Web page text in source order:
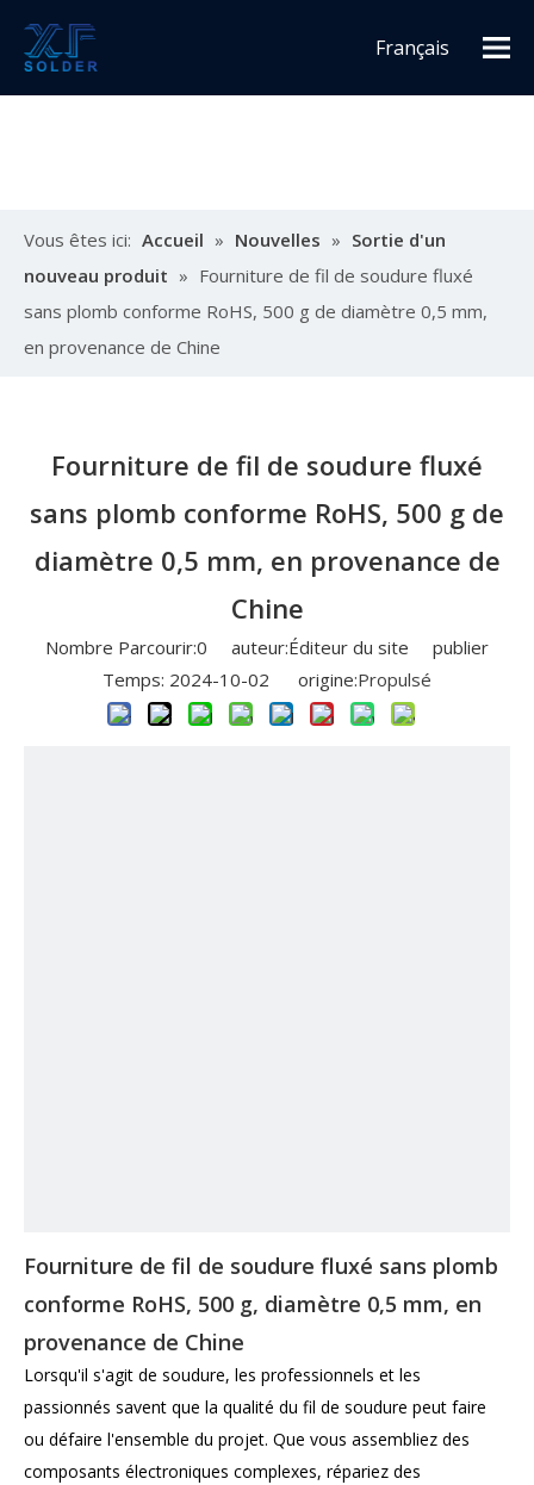
Français
Vous êtes ici: Accueil » Nouvelles » Sortie d'un
nouveau produit » Fourniture de fil de soudure fluxé
sans plomb conforme RoHS, 500 g de diamètre 0,5 mm,
en provenance de Chine
Fourniture de fil de soudure fluxé
sans plomb conforme RoHS, 500 g de
diamètre 0,5 mm, en provenance de
Chine
Nombre Parcourir:0 auteur:Éditeur du site publier
Temps: 2024-10-02 origine:Propulsé
Fourniture de fil de soudure fluxé sans plomb
conforme RoHS, 500 g, diamètre 0,5 mm, en
provenance de Chine
Lorsqu'il s'agit de soudure, les professionnels et les
passionnés savent que la qualité du fil de soudure peut faire
ou défaire l'ensemble du projet. Que vous assembliez des
composants électroniques complexes, répariez des